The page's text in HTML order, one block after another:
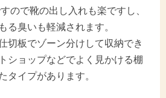
ので靴の出し入れも楽ですし、
る臭いも軽減されます。
切板でゾーン分けして収納でき
ショップなどでよく見かける棚
タイプがあります。